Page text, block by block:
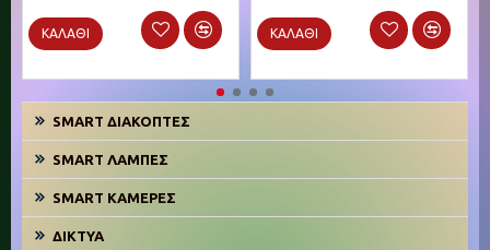
ΚΑΛΆΘΙ ΚΑΛΆΘΙ
SMART ΔΙΑΚΌΠΤΕΣ
SMART ΛΆΜΠΕΣ
SMART ΚΆΜΕΡΕΣ
ΔΊΚΤΥΑ